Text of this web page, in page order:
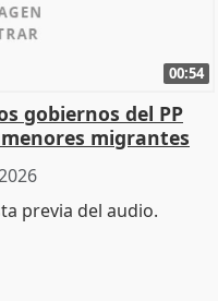
00:54
gobiernos del PP
migrantes